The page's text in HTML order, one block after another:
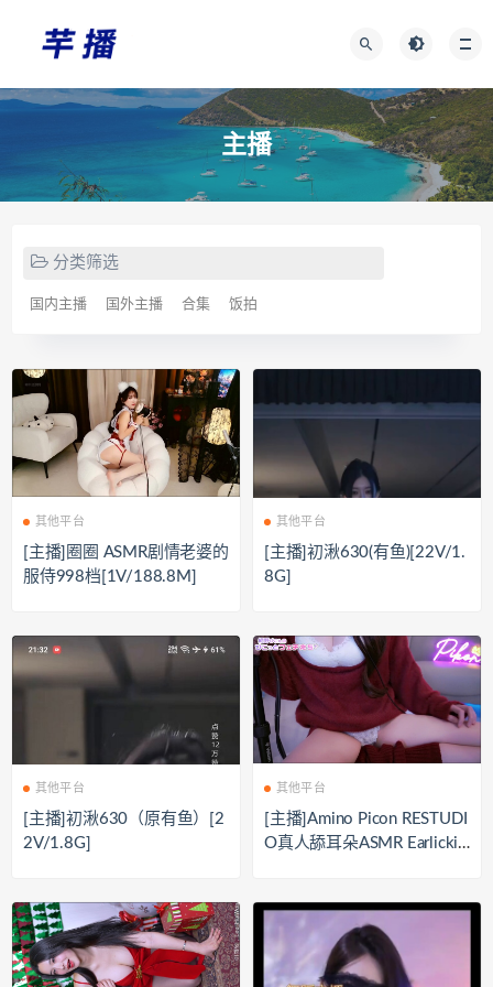
主播
分类筛选
国内主播 国外主播 合集 饭拍
其他平台
[主播]圈圈 ASMR剧情老婆的
服侍998档[1V/188.8M]
其他平台
[主播]初湫630(有鱼)[22V/1.
8G]
其他平台
[主播]初湫630（原有鱼）[2
2V/1.8G]
其他平台
[主播]Amino Picon RESTUDI
O真人舔耳朵ASMR Earlickin